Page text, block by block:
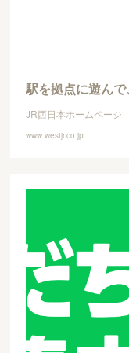
JR西日本ホームページ
www.westjr.co.jp